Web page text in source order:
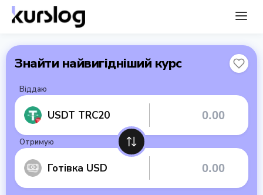
Знайти найвигідніший курс
Віддаю
USDT TRC20
Отримую
Готівка USD